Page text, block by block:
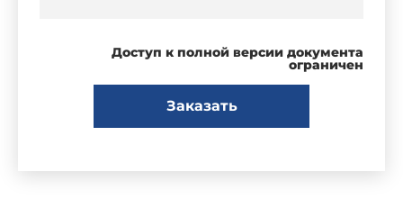
Доступ к полной версии документа
ограничен
Заказать